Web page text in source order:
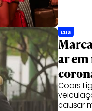
eua
ar em
Coors
causar